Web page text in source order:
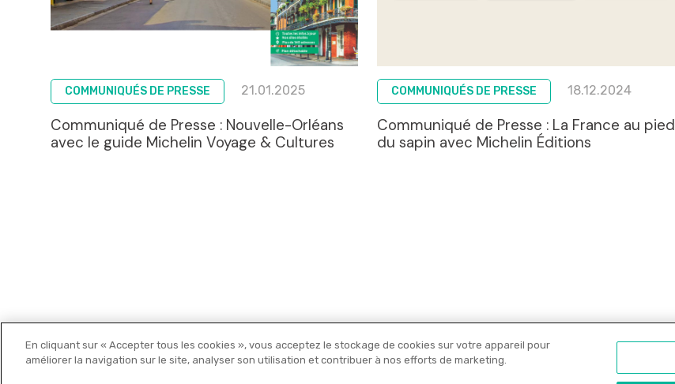
COMMUNIQUÉS DE PRESSE 21.01.2025
Communiqué de Presse : Nouvelle-Orléans
avec le guide Michelin Voyage & Cultures
COMMUNIQUÉS DE PRESSE 18.12.2024
Communiqué de Presse : La France au pied
du sapin avec Michelin Éditions
Michelin Editions Nos libraires Offres PRO
En cliquant sur « Accepter tous les cookies », vous acceptez le stockage de cookies sur votre appareil pour
améliorer la navigation sur le site, analyser son utilisation et contribuer à nos efforts de marketing.